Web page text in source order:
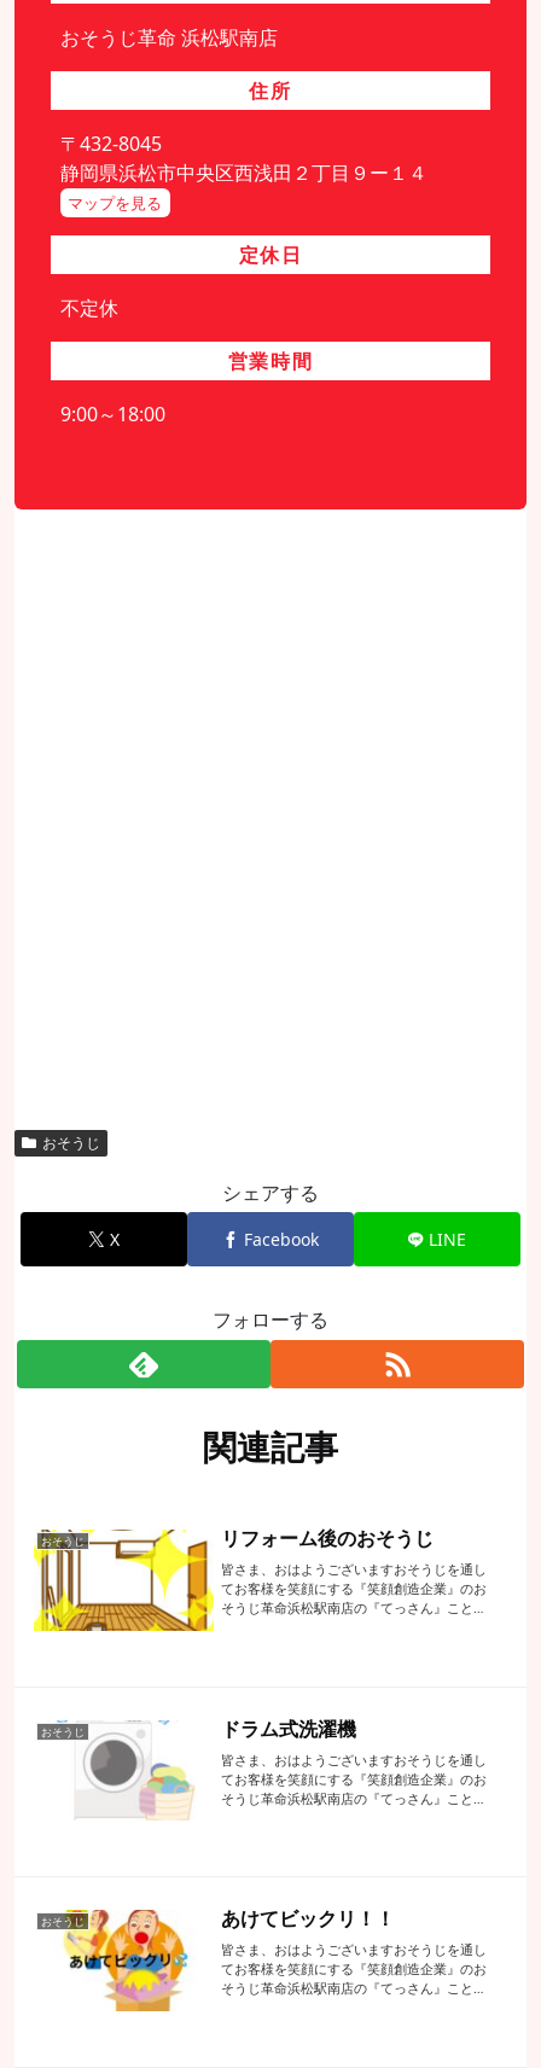
おそうじ革命 浜松駅南店
住所
〒432-8045
静岡県浜松市中央区西浅田２丁目９ー１４
マップを見る
定休日
不定休
営業時間
9:00～18:00
おそうじ
シェアする
X Facebook LINE
フォローする
関連記事
おそうじ リフォーム後のおそうじ
皆さま、おはようございますおそうじを通し
てお客様を笑顔にする『笑顔創造企業』のお
そうじ革命浜松駅南店の『てっさん』こと代
おそうじ ドラム式洗濯機
皆さま、おはようございますおそうじを通し
てお客様を笑顔にする『笑顔創造企業』のお
そうじ革命浜松駅南店の『てっさん』こと代
おそうじ あけてビックリ！！
皆さま、おはようございますおそうじを通し
てお客様を笑顔にする『笑顔創造企業』のお
そうじ革命浜松駅南店の『てっさん』こと代